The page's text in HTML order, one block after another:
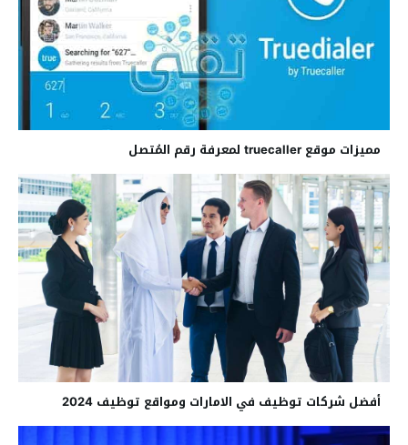
مميزات موقع truecaller لمعرفة رقم المُتصل
أفضل شركات توظيف في الامارات ومواقع توظيف 2024